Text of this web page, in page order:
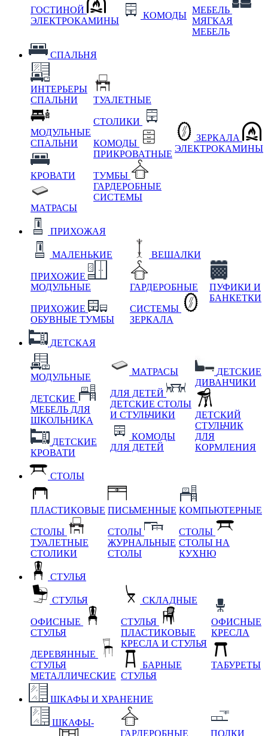
ГОСТИНОЙ
ЭЛЕКТРОКАМИНЫ
КОМОДЫ
МЕБЕЛЬ
МЯГКАЯ
МЕБЕЛЬ
СПАЛЬНЯ
ИНТЕРЬЕРЫ
СПАЛЬНИ
МОДУЛЬНЫЕ
СПАЛЬНИ
КРОВАТИ
МАТРАСЫ
ТУАЛЕТНЫЕ
СТОЛИКИ
КОМОДЫ
ПРИКРОВАТНЫЕ
ТУМБЫ
ГАРДЕРОБНЫЕ
СИСТЕМЫ
ЗЕРКАЛА
ЭЛЕКТРОКАМИНЫ
ПРИХОЖАЯ
МАЛЕНЬКИЕ
ПРИХОЖИЕ
МОДУЛЬНЫЕ
ПРИХОЖИЕ
ОБУВНЫЕ ТУМБЫ
ВЕШАЛКИ
ГАРДЕРОБНЫЕ
СИСТЕМЫ
ЗЕРКАЛА
ПУФИКИ И
БАНКЕТКИ
ДЕТСКАЯ
МОДУЛЬНЫЕ
ДЕТСКИЕ
МЕБЕЛЬ ДЛЯ
ШКОЛЬНИКА
ДЕТСКИЕ
КРОВАТИ
МАТРАСЫ
ДЛЯ ДЕТЕЙ
ДЕТСКИЕ СТОЛЫ
И СТУЛЬЧИКИ
КОМОДЫ
ДЛЯ ДЕТЕЙ
ДЕТСКИЕ
ДИВАНЧИКИ
ДЕТСКИЙ
СТУЛЬЧИК
ДЛЯ
КОРМЛЕНИЯ
СТОЛЫ
ПЛАСТИКОВЫЕ
СТОЛЫ
ТУАЛЕТНЫЕ
СТОЛИКИ
ПИСЬМЕННЫЕ
СТОЛЫ
ЖУРНАЛЬНЫЕ
СТОЛЫ
КОМПЬЮТЕРНЫЕ
СТОЛЫ
СТОЛЫ НА
КУХНЮ
СТУЛЬЯ
СТУЛЬЯ
ОФИСНЫЕ
СТУЛЬЯ
ДЕРЕВЯННЫЕ
СТУЛЬЯ
МЕТАЛЛИЧЕСКИЕ
СКЛАДНЫЕ
СТУЛЬЯ
ПЛАСТИКОВЫЕ
КРЕСЛА И СТУЛЬЯ
БАРНЫЕ
СТУЛЬЯ
ОФИСНЫЕ
КРЕСЛА
ТАБУРЕТЫ
ШКАФЫ И ХРАНЕНИЕ
ШКАФЫ-
ГАРДЕРОБНЫЕ
ПОЛКИ